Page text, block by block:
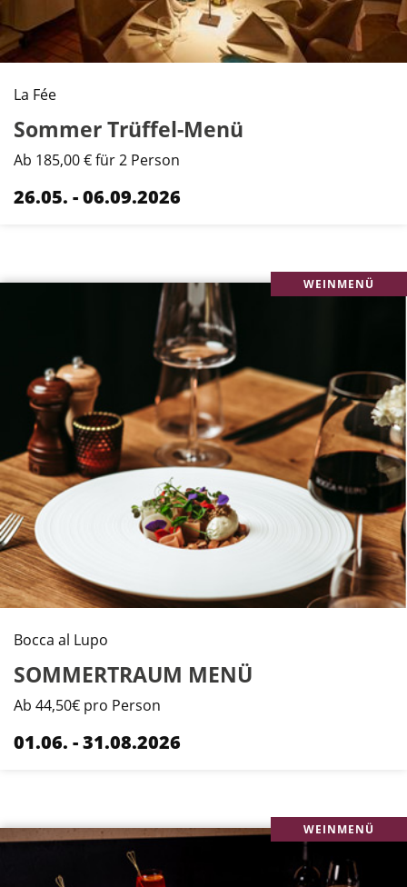
La Fée
Sommer Trüffel-Menü
Ab 185,00 € für 2 Person
26.05. - 06.09.2026
WEINMENÜ
Bocca al Lupo
SOMMERTRAUM MENÜ
Ab 44,50€ pro Person
01.06. - 31.08.2026
WEINMENÜ